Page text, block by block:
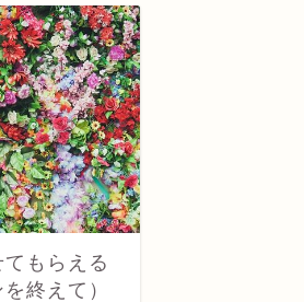
もらえる
終えて）